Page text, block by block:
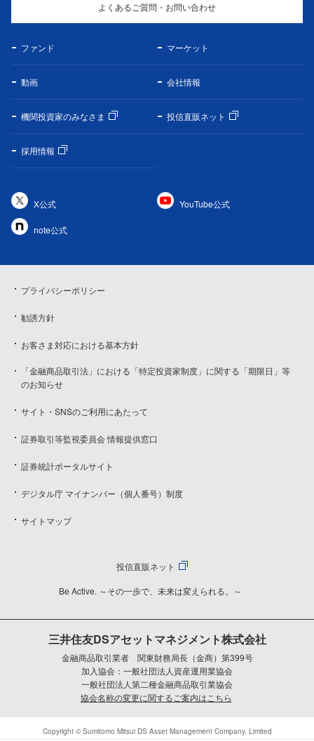
よくあるご質問・お問い合わせ
ファンド マーケット
動画 会社情報
機関投資家のみなさま 投信直販ネット
採用情報
X公式 YouTube公式
note公式
プライバシーポリシー
勧誘方針
お客さま対応における基本方針
「金融商品取引法」における「特定投資家制度」に関する「期限日」等
のお知らせ
サイト・SNSのご利用にあたって
証券取引等監視委員会 情報提供窓口
証券統計ポータルサイト
デジタル庁 マイナンバー（個人番号）制度
サイトマップ
投信直販ネット
Be Active. ～その一歩で、未来は変えられる。～
三井住友DSアセットマネジメント株式会社
金融商品取引業者 関東財務局長（金商）第399号
加入協会：一般社団法人資産運用業協会
一般社団法人第二種金融商品取引業協会
協会名称の変更に関するご案内はこちら
Copyright © Sumitomo Mitsui DS Asset Management Company, Limited